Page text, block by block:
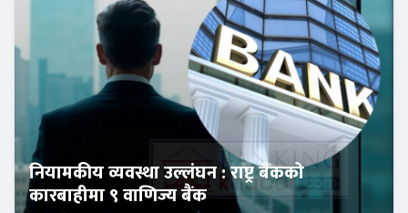
नियामकीय व्यवस्था उल्लंघन : राष्ट्र बैंकको
कारबाहीमा ९ वाणिज्य बैंक